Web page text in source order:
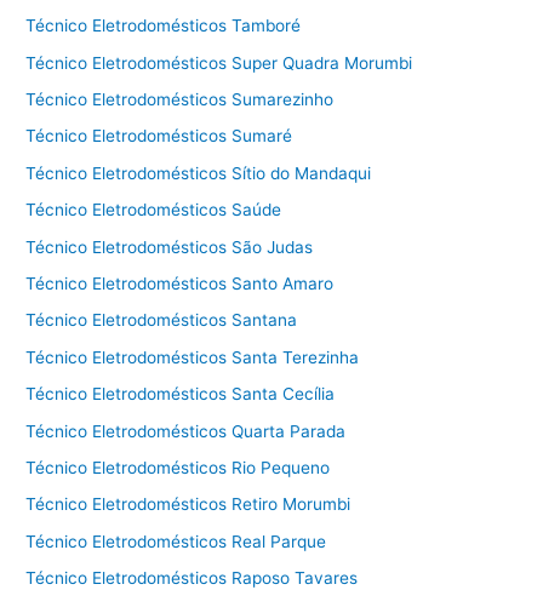
Técnico Eletrodomésticos Tamboré
Técnico Eletrodomésticos Super Quadra Morumbi
Técnico Eletrodomésticos Sumarezinho
Técnico Eletrodomésticos Sumaré
Técnico Eletrodomésticos Sítio do Mandaqui
Técnico Eletrodomésticos Saúde
Técnico Eletrodomésticos São Judas
Técnico Eletrodomésticos Santo Amaro
Técnico Eletrodomésticos Santana
Técnico Eletrodomésticos Santa Terezinha
Técnico Eletrodomésticos Santa Cecília
Técnico Eletrodomésticos Quarta Parada
Técnico Eletrodomésticos Rio Pequeno
Técnico Eletrodomésticos Retiro Morumbi
Técnico Eletrodomésticos Real Parque
Técnico Eletrodomésticos Raposo Tavares